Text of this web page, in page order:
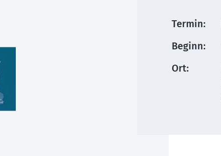
Termin:
Beginn:
Ort: